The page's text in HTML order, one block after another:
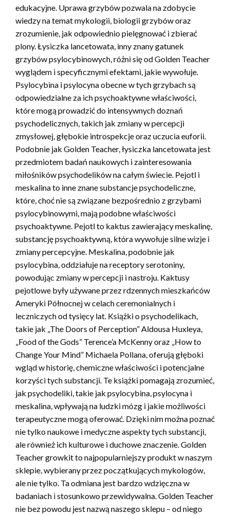
edukacyjne. Uprawa grzybów pozwala na zdobycie
wiedzy na temat mykologii, biologii grzybów oraz
zrozumienie, jak odpowiednio pielęgnować i zbierać
plony. Łysiczka lancetowata, inny znany gatunek
grzybów psylocybinowych, różni się od Golden Teacher
wyglądem i specyficznymi efektami, jakie wywołuje.
Psylocybina i psylocyna obecne w tych grzybach są
odpowiedzialne za ich psychoaktywne właściwości,
które mogą prowadzić do intensywnych doznań
psychodelicznych, takich jak zmiany w percepcji
zmysłowej, głębokie introspekcje oraz uczucia euforii.
Podobnie jak Golden Teacher, łysiczka lancetowata jest
przedmiotem badań naukowych i zainteresowania
miłośników psychodelików na całym świecie. Pejotl i
meskalina to inne znane substancje psychodeliczne,
które, choć nie są związane bezpośrednio z grzybami
psylocybinowymi, mają podobne właściwości
psychoaktywne. Pejotl to kaktus zawierający meskalinę,
substancję psychoaktywną, która wywołuje silne wizje i
zmiany percepcyjne. Meskalina, podobnie jak
psylocybina, oddziałuje na receptory serotoniny,
powodując zmiany w percepcji i nastroju. Kaktusy
pejotlowe były używane przez rdzennych mieszkańców
Ameryki Północnej w celach ceremonialnych i
leczniczych od tysięcy lat. Książki o psychodelikach,
takie jak „The Doors of Perception” Aldousa Huxleya,
„Food of the Gods” Terence’a McKenny oraz „How to
Change Your Mind” Michaela Pollana, oferują głęboki
wgląd w historię, chemiczne właściwości i potencjalne
korzyści tych substancji. Te książki pomagają zrozumieć,
jak psychodeliki, takie jak psylocybina, psylocyna i
meskalina, wpływają na ludzki mózg i jakie możliwości
terapeutyczne mogą oferować. Dzięki nim można poznać
nie tylko naukowe i medyczne aspekty tych substancji,
ale również ich kulturowe i duchowe znaczenie. Golden
Teacher growkit to najpopularniejszy produkt w naszym
sklepie, wybierany przez początkujących mykologów,
ale nie tylko. Ta odmiana jest bardzo wdzięczna w
badaniach i stosunkowo przewidywalna. Golden Teacher
nie bez powodu jest nazwą naszego sklepu – od niego